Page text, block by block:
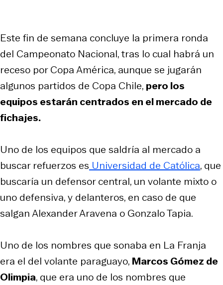
Este fin de semana concluye la primera ronda
del Campeonato Nacional, tras lo cual habrá un
receso por Copa América, aunque se jugarán
algunos partidos de Copa Chile, pero los
equipos estarán centrados en el mercado de
fichajes.
Uno de los equipos que saldría al mercado a
buscar refuerzos es Universidad de Católica, que
buscaría un defensor central, un volante mixto o
uno defensiva, y delanteros, en caso de que
salgan Alexander Aravena o Gonzalo Tapia.
Uno de los nombres que sonaba en La Franja
era el del volante paraguayo, Marcos Gómez de
Olimpia, que era uno de los nombres que